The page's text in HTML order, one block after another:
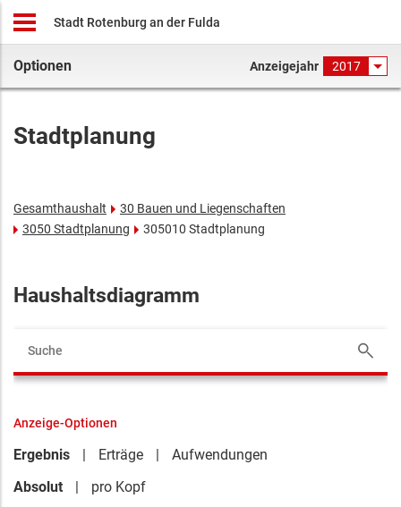
Stadt Rotenburg an der Fulda
Optionen Anzeigejahr 2017
Stadtplanung
Gesamthaushalt
30 Bauen und Liegenschaften
3050 Stadtplanung
305010 Stadtplanung
Haushaltsdiagramm
Anzeige-Optionen
Ergebnis Erträge
Aufwendungen
Absolut
pro Kopf